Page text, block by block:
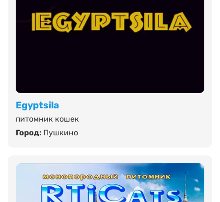
Egyptsila
питомник кошек
Город: Пушкино